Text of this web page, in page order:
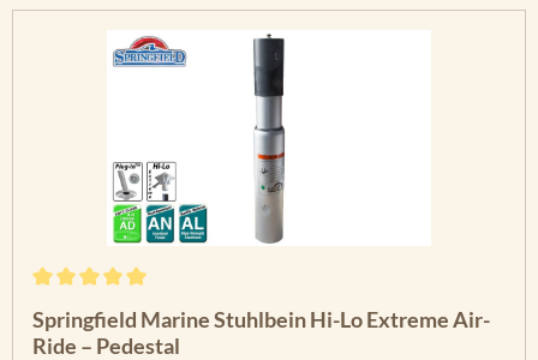
Springfield Marine Stuhlbein Hi-Lo Extreme Air-
Ride – Pedestal